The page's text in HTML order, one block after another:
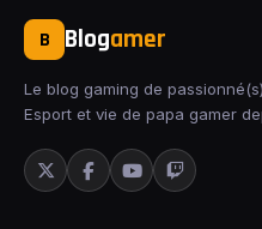
B Blogamer
Le blog gaming de
Esport et vie de papa gamer